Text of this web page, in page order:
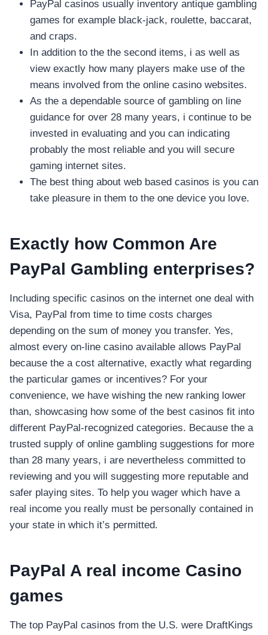
อุปกรณ์เพื่อความบันเทิง
หูฟัง
ลำโพง
โทรทัศน์
สินค้าตามแบรนด์
PayPal casinos usually inventory antique gambling
games for example black-jack, roulette, baccarat,
and craps.
In addition to the the second items, i as well as
view exactly how many players make use of the
means involved from the online casino websites.
As the a dependable source of gambling on line
guidance for over 28 many years, i continue to be
invested in evaluating and you can indicating
probably the most reliable and you will secure
gaming internet sites.
The best thing about web based casinos is you can
take pleasure in them to the one device you love.
Exactly how Common Are
PayPal Gambling enterprises?
Including specific casinos on the internet one deal with
Visa, PayPal from time to time costs charges
depending on the sum of money you transfer. Yes,
almost every on-line casino available allows PayPal
because the a cost alternative, exactly what regarding
the particular games or incentives? For your
convenience, we have wishing the new ranking lower
than, showcasing how some of the best casinos fit into
different PayPal-recognized categories. Because the a
trusted supply of online gambling suggestions for more
than 28 many years, i are nevertheless committed to
reviewing and you will suggesting more reputable and
safer playing sites. To help you wager which have a
real income you really must be personally contained in
your state in which it’s permitted.
PayPal A real income Casino
games
The top PayPal casinos from the U.S. were DraftKings